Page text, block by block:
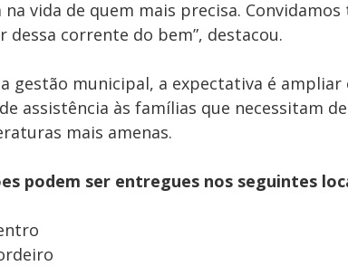
na vida de quem mais precisa.
dessa corrente do bem”, destacou.
gestão municipal, a expectativa é
assistência às famílias que necessitam
mais amenas.
podem ser entregues nos seguintes